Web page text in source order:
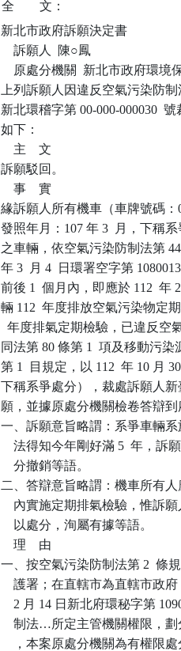
全
文：
新北市政府訴願決定書
    訴願人  陳○鳳
原處分機關  新北市政府環境
上列訴願人因違反空氣污染防
新北環稽字第 00-000-000030
如下：
    主    文
訴願駁回。
    事    實
緣訴願人所有機車（車牌號碼：
發照年月：107 年 3  月，下稱
之車輛，依空氣污染防制法第
年 3  月 4  日環署空字第
前後 1  個月內，即應於 112  年
輛 112  年度排放空氣污染物定
年度排氣定期檢驗，已違反空
同法第 80 條第 1  項及移動污
第 1  目規定，以 112  年 10 月
下稱系爭處分），裁處訴願人
願，並據原處分機關檢卷答辯到
一、訴願意旨略謂：系爭車輛
法得知今年剛好滿 5  年，
    分撤銷等語。
二、答辯意旨略謂：機車所有
內實施定期排氣檢驗，惟訴
    以處分，洵屬有據等語。
    理    由
一、按空氣污染防制法第 2  條
護署；在直轄市為直轄市政
2 月 14 日新北府環秘字第
制法…所定主管機關權限，
，本案原處分機關為有權限處